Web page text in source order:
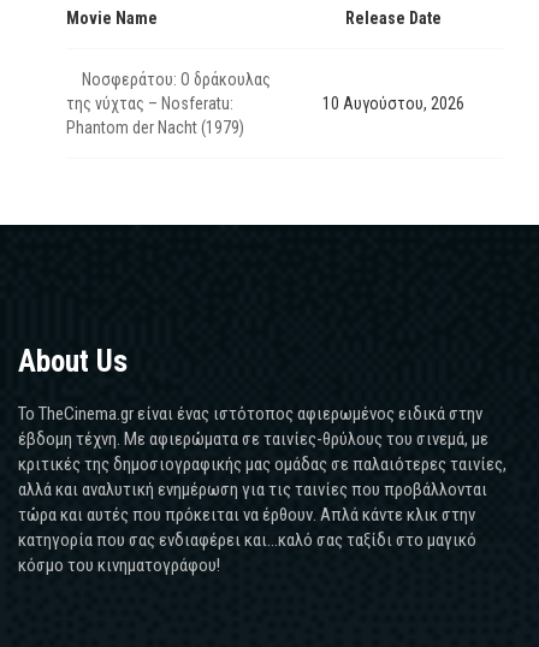
Movie Name Release Date
Νοσφεράτου: Ο δράκουλας
της νύχτας – Nosferatu:
Phantom der Nacht (1979)
10 Αυγούστου, 2026
About Us
Το TheCinema.gr είναι ένας ιστότοπος αφιερωμένος ειδικά στην
έβδομη τέχνη. Με αφιερώματα σε ταινίες-θρύλους του σινεμά, με
κριτικές της δημοσιογραφικής μας ομάδας σε παλαιότερες ταινίες,
αλλά και αναλυτική ενημέρωση για τις ταινίες που προβάλλονται
τώρα και αυτές που πρόκειται να έρθουν. Απλά κάντε κλικ στην
κατηγορία που σας ενδιαφέρει και...καλό σας ταξίδι στο μαγικό
κόσμο του κινηματογράφου!